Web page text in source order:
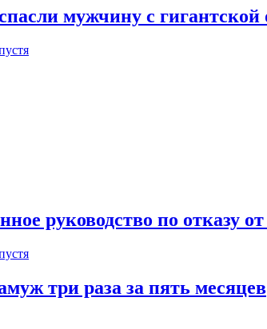
мужчину с гигантской
руководство по отказу
три раза за пять месяцев